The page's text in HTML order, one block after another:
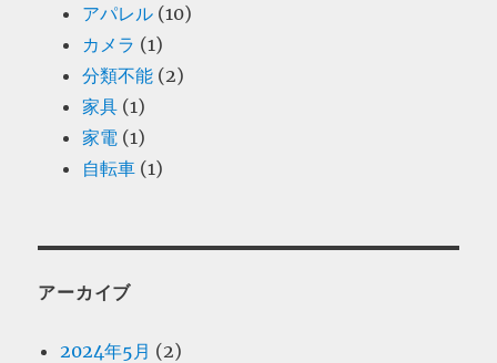
アパレル (10)
カメラ (1)
分類不能 (2)
家具 (1)
家電 (1)
自転車 (1)
アーカイブ
2024年5月 (2)